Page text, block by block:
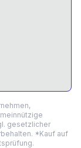
gesetzlicher
*Kauf auf